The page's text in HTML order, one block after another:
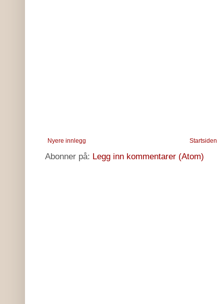
Nyere innlegg Startsiden
Abonner på: Legg inn kommentarer (Atom)